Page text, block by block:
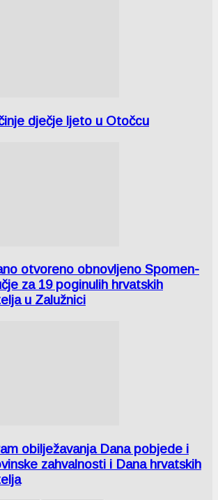
dječje ljeto u Otočcu
otvoreno obnovljeno Spomen-
za 19 poginulih hrvatskih
u Zalužnici
obilježavanja Dana pobjede i
zahvalnosti i Dana hrvatskih